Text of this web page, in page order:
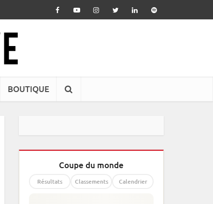
BOUTIQUE
Coupe du monde
Résultats Classements Calendrier